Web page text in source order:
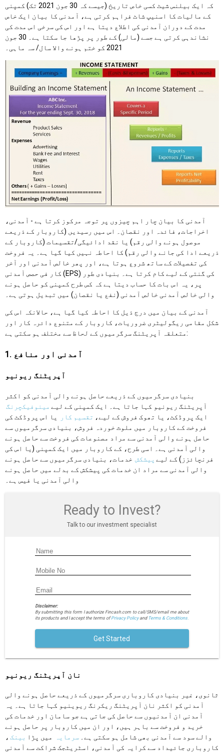
کہ ایک بیلنس شیٹ کسی خاص تاریخ (جیسے کہ 30 جون 2021 تک) کمپنی
کے مالیات کا اسنیپ شاٹ فراہم کرتی ہے، آمدنی کا بیان ایک خاص
مدت کے دوران آمدنی کی اطلاع دیتا ہے اور اس کی سرخی اس مدت کی
نشاندہی کرتی ہے جسے (مالی) کے طور پر پڑھا جا سکتا ہے۔ 30 جون
2021 کو ختم ہونے والا سال/ سہ ماہی۔
آمدنی کا بیان چار اہم چیزوں پر توجہ مرکوز کرتا ہے - آمدنی،
اخراجات، فائدہ اور نقصان۔ اس میں رسیدیں (کاروبار کے ذریعے
موصول ہونے والی رقم) یا نقد ادائیگی/تقسیمات (کاروبار کے
ذریعے ادا کی جانے والی رقم) کا احاطہ نہیں کیا گیا ہے۔ یہ فروخت
کی تفصیلات کے ساتھ شروع ہوتا ہے، اور پھر خالص آمدنی اور آخر
کار فی حصص آمدنی (EPS) کی گنتی کے لیے کام کرتا ہے۔ بنیادی طور
پر، یہ اس بات کا حساب دیتا ہے کہ کس طرح کمپنی کو حاصل ہونے
والی خالص آمدنی خالص آمدنی (نفع یا نقصان) میں تبدیل ہوتی ہے۔
آمدنی کے بیان میں درج ذیل کا احاطہ کیا گیا ہے، حالانکہ اس کی
شکل مقامی ریگولیٹری ضروریات، کاروبار کے متنوع دائرہ کار اور
متعلقہ آپریٹنگ سرگرمیوں کے لحاظ سے مختلف ہو سکتی ہے:
1. آمدنی اور منافع
آپریٹنگ ریونیو
بنیادی سرگرمیوں کے ذریعے حاصل ہونے والی آمدنی کو اکثر
آپریٹنگ ریونیو کہا جاتا ہے۔ ایک کمپنی کے لیے مینوفیکچرنگ
ایک پروڈکٹ، یا تھوک فروش کے لیے، تقسیم کار
یا اس پروڈکٹ کی
فروخت کے کاروبار میں ملوث خوردہ فروش، بنیادی سرگرمیوں سے
حاصل ہونے والی آمدنی سے مراد مصنوعات کی فروخت سے حاصل ہونے
والی آمدنی ہے۔ اسی طرح، کے کاروبار میں ایک کمپنی (یا اس کی
فرنچائزز) کے لیے پیشکش خدمات، بنیادی سرگرمیوں سے حاصل ہونے
والی آمدنی سے مراد ان خدمات کی پیشکش کے بدلے میں حاصل ہونے
والی آمدنی یا فیس ہے۔
Ready to Invest?
Talk to our investment specialist
Disclaimer:
By submitting this form I authorize Fincash.com to call/SMS/email me about
its products and I accept the terms ofPrivacy Policyand Terms & Conditions.
Get Started
نان آپریٹنگ ریونیو
ثانوی، غیر بنیادی کاروباری سرگرمیوں کے ذریعے حاصل ہونے والی
آمدنی کو اکثر نان آپریٹنگ ریکرنگ ریوینیو کہا جاتا ہے۔ یہ
آمدنی ان آمدنیوں سے حاصل کی جاتی ہے جو سامان اور خدمات کی
خرید و فروخت سے باہر ہیں، اور ان میں کاروبار پر حاصل ہونے
والے سود سے آمدنی بھی شامل ہو سکتی ہے۔
سرمایہ میں پڑا بینک ،
کاروباری جائیداد سے کرایہ کی آمدنی، اسٹریٹجک شراکت سے آمدنی